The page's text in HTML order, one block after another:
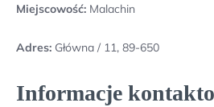
Miejscowość: Malachin
Adres: Główna / 11, 89-650
Informacje